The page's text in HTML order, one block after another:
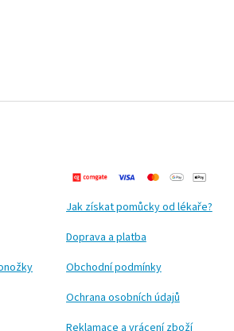
Jak získat pomůcky od lékaře?
Doprava a platba
Obchodní podmínky
Ochrana osobních údajů
Reklamace a vrácení zboží